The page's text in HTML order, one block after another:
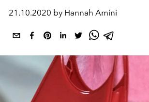
21.10.2020 by Hannah Amini